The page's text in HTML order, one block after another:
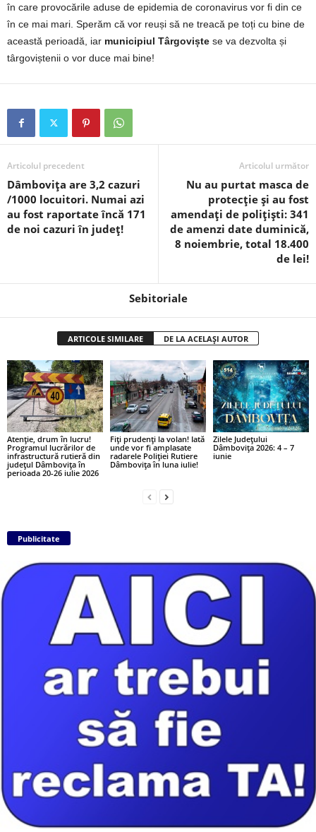
în care provocările aduse de epidemia de coronavirus vor fi din ce
în ce mai mari. Sperăm că vor reuși să ne treacă pe toți cu bine de
această perioadă, iar municipiul Târgoviște se va dezvolta și
târgoviștenii o vor duce mai bine!
Articolul precedent
Dâmbovița are 3,2 cazuri
/1000 locuitori. Numai azi
au fost raportate încă 171
de noi cazuri în județ!
Articolul următor
Nu au purtat masca de
protecție și au fost
amendați de polițiști: 341
de amenzi date duminică,
8 noiembrie, total 18.400
de lei!
Sebitoriale
ARTICOLE SIMILARE DE LA ACELAȘI AUTOR
Atenție, drum în lucru!
Programul lucrărilor de
infrastructură rutieră din
județul Dâmbovița în
perioada 20-26 iulie 2026
Fiți prudenți la volan! Iată
unde vor fi amplasate
radarele Poliției Rutiere
Dâmbovița în luna iulie!
Zilele Județului
Dâmbovița 2026: 4 – 7
iunie
Publicitate